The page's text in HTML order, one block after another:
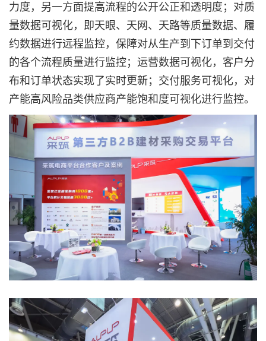
力度，另一方面提高流程的公开公正和透明度；对质
量数据可视化，即天眼、天网、天路等质量数据、履
约数据进行远程监控，保障对从生产到下订单到交付
的各个流程质量进行监控；运营数据可视化，客户分
布和订单状态实现了实时更新；交付服务可视化，对
产能高风险品类供应商产能饱和度可视化进行监控。